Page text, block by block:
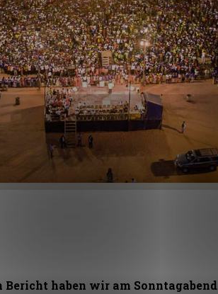
Bericht haben wir am Sonntagabend